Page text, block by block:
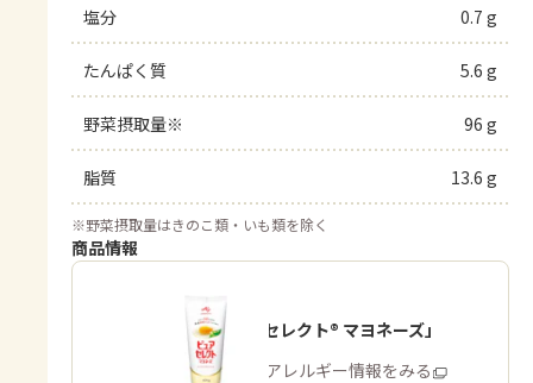
塩分 0.7 g
たんぱく質 5.6 g
野菜摂取量※ 96 g
脂質 13.6 g
※野菜摂取量はきのこ類・いも類を除く
商品情報
「ピュアセレクト® マヨネーズ」
商品・アレルギー情報をみる